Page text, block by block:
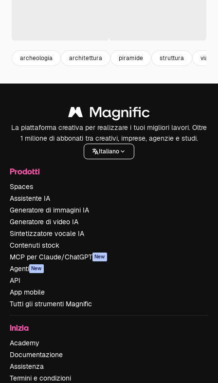
archeologia architettura piramide struttura
La piattaforma creativa per realizzare i tuoi migliori lavori. Oltre
1 milione di abbonati tra creativi, imprese, agenzie e studi.
Italiano
Prodotti
Spaces
Assistente IA
Generatore di immagini IA
Generatore di video IA
Sintetizzatore vocale IA
Contenuti stock
MCP per Claude/ChatGPT New
Agenti New
API
App mobile
Tutti gli strumenti Magnific
Inizia
Academy
Documentazione
Assistenza
Termini e condizioni